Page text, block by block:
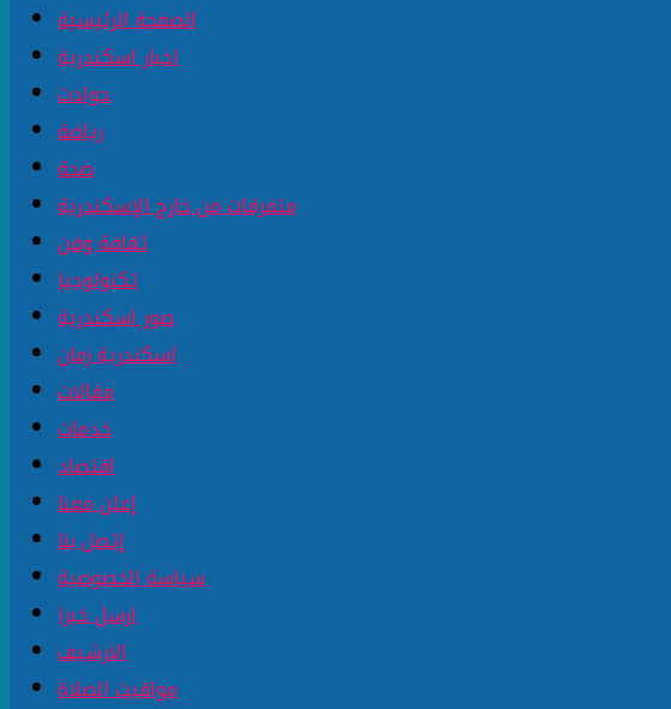
الصفحة الرئيسية
اخبار اسكندرية
حوادث
رياضة
صحة
متفرقات من خارج الإسكندرية
ثقافة وفن
تكنولوجيا
صور اسكندرية
اسكندرية زمان
مقالات
خدمات
اقتصاد
إعلن معنا
إتصل بنا
سياسة الخصوصية
ارسل خبرا
الارشيف
مواقيت الصلاة